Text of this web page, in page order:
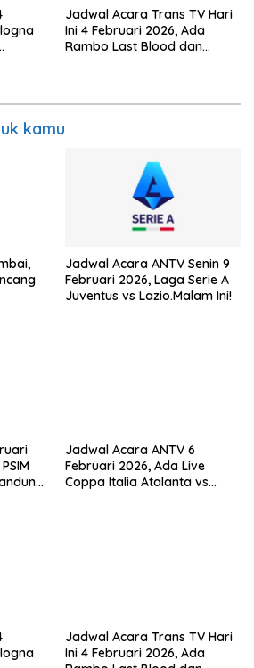
Jadwal Acara Trans TV Hari
Ini 4 Februari 2026, Ada
Rambo Last Blood dan
kamu
Jadwal Acara ANTV Senin 9
Februari 2026, Laga Serie A
Juventus vs Lazio.Malam Ini!
Jadwal Acara ANTV 6
Februari 2026, Ada Live
Coppa Italia Atalanta vs
Jadwal Acara Trans TV Hari
Ini 4 Februari 2026, Ada